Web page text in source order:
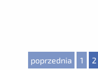
poprzednia 1 2